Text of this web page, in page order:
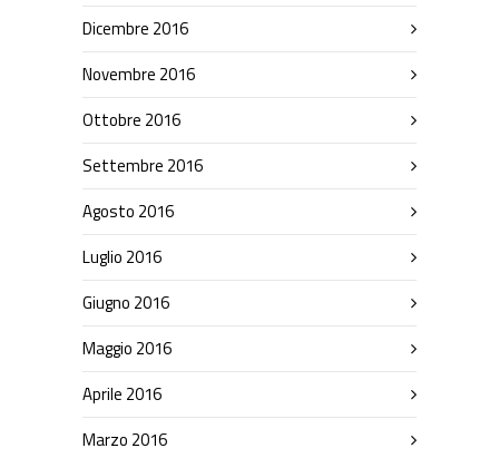
Dicembre 2016
Novembre 2016
Ottobre 2016
Settembre 2016
Agosto 2016
Luglio 2016
Giugno 2016
Maggio 2016
Aprile 2016
Marzo 2016